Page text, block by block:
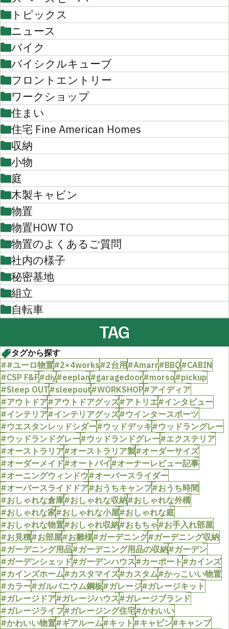
トピックス
ニュース
バイク
バイシクルキューブ
フロントエントリー
ワークショップ
住まい
住宅 Fine American Homes
収納
小物
庭
木製キャビン
物置
物置HOW TO
物置のよくあるご質問
社内の様子
秘密基地
組立
自転車
TAG
タグから探す
##ユーロ物置#2×4works#2台用#Amarr#BBQ#CABIN
#CSP F&F#diy#eeplan#garagedoor#morso#pickup
#Sleep OUT#sleepout#WORKSHOP#アイディア
#アウトドア#アウトドアグッズ#アトリエ#インタビュー
#インテリア#インテリアグッズ#ウインタースポーツ
#ウエスタンレッドシダー#ウッドデッキ#ウッドラングレー
#ウッドランドグレー#ウッドランドグレー#エクステリア
#オーストラリア#オーストラリア製#オーダーサイズ
#オーダーメイド#オートバイ#オーナーレビュー記事
#オーニングウィンドウ#オーバースライダー
#オーバースライドドア#おうちキャンプ#おうち時間
#おしゃれな倉庫#おしゃれな収納#おしゃれな外構
#おしゃれな家#おしゃれな小屋#おしゃれな庭
#おしゃれな物置#おしゃれ収納#おもちゃ#お手入れ部屋
#お見積#お部屋#お雛様#ガーデニング#ガーデニング収納
#ガーデニング用品#ガーデニング用品の収納#ガーデン
#ガーデンシェッド#ガーデンハウス#カーポート#カインズ
#カインズホーム#カスタマイズ#カスタム#かっこいい物置
#カラー#ガルバニウム鋼板#ガレージ#ガレージキット
#ガレージドア#ガレージハウス#ガレージブランド
#ガレージライフ#ガレージング住宅#かわいい
#かわいい物置#ギアルーム#キット#キャビン#キャンプ